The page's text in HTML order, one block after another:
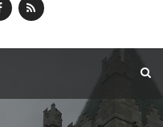
Facebook
RSS